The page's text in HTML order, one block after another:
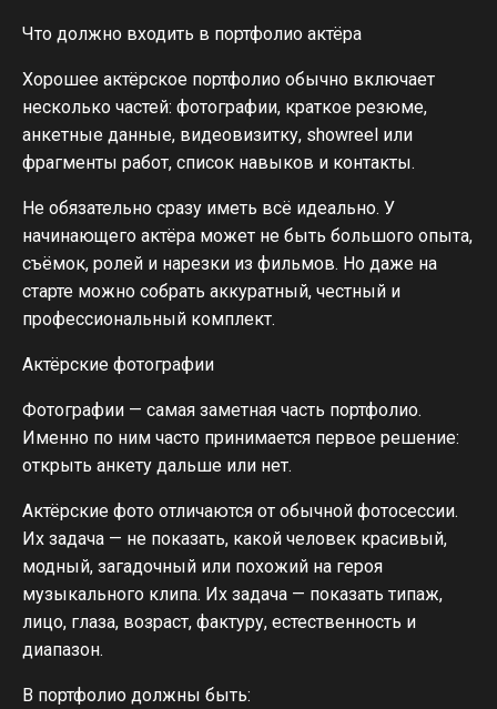
Что должно входить в портфолио актёра
Хорошее актёрское портфолио обычно включает
несколько частей: фотографии, краткое резюме,
анкетные данные, видеовизитку, showreel или
фрагменты работ, список навыков и контакты.
Не обязательно сразу иметь всё идеально. У
начинающего актёра может не быть большого опыта,
съёмок, ролей и нарезки из фильмов. Но даже на
старте можно собрать аккуратный, честный и
профессиональный комплект.
Актёрские фотографии
Фотографии — самая заметная часть портфолио.
Именно по ним часто принимается первое решение:
открыть анкету дальше или нет.
Актёрские фото отличаются от обычной фотосессии.
Их задача — не показать, какой человек красивый,
модный, загадочный или похожий на героя
музыкального клипа. Их задача — показать типаж,
лицо, глаза, возраст, фактуру, естественность и
диапазон.
В портфолио должны быть: